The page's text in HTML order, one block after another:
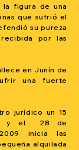
la figura de una
que sufrió el
su pureza
por las
en Junín de
una fuerte
jurídico un 15
y el 28 de
inicia las
alquilada